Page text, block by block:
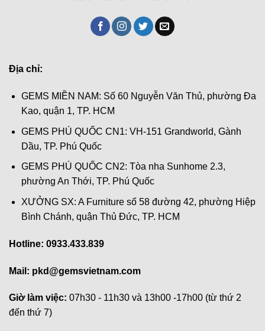
Địa chỉ:
GEMS MIỀN NAM: Số 60 Nguyễn Văn Thủ, phường Đa
Kao, quận 1, TP. HCM
GEMS PHÚ QUỐC CN1: VH-151 Grandworld, Gành
Dầu, TP. Phú Quốc
GEMS PHÚ QUỐC CN2: Tòa nha Sunhome 2.3,
phường An Thới, TP. Phú Quốc
XƯỞNG SX: A Furniture số 58 đường 42, phường Hiệp
Bình Chánh, quận Thủ Đức, TP. HCM
Hotline: 0933.433.839
Mail: pkd@gemsvietnam.com
Giờ làm việc: 07h30 - 11h30 và 13h00 -17h00 (từ thứ 2
đến thứ 7)